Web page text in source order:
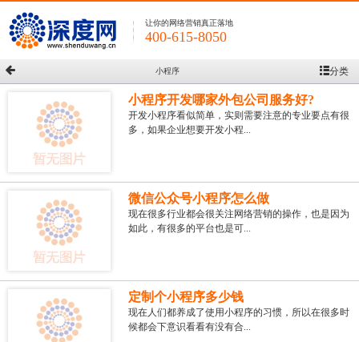
让你的网络营销真正落地
400-615-8050
小程序 分类
小程序开发哪家外包公司服务好?
开发小程序看似简单，实则需要注意的专业要点有很
多，如果企业想要开发小程...
微信公众号小程序怎么做
现在很多行业都会很关注网络营销的操作，也是因为
如此，有很多的平台也是可...
定制个小程序多少钱
现在人们都养成了使用小程序的习惯，所以在很多时
候都会下意识看看有没有合...